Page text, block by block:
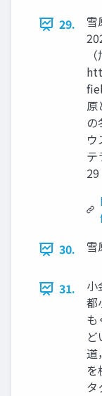
29.
雪
原
ウ
テ
29
30.
雪
31.
小
都
も
道
を
タ